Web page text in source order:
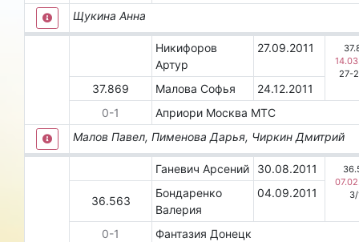
Щукина Анна
Никифоров
Артур
27.09.2011
27-
37.869 Малова Софья
24.12.2011
0-1 Априори Москва МТС
Малов Павел, Пименова Дарья, Чиркин Дмитрий
Ганевич Арсений 30.08.2011
3/
36.563
Бондаренко
Валерия
04.09.2011
0-1 Фантазия Донецк